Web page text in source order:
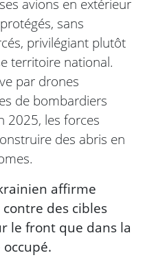
avions en extérieur
sans
privilégiant plutôt
territoire national.
par drones
de bombardiers
2025, les forces
des abris en
affirme
des cibles
le front que dans la